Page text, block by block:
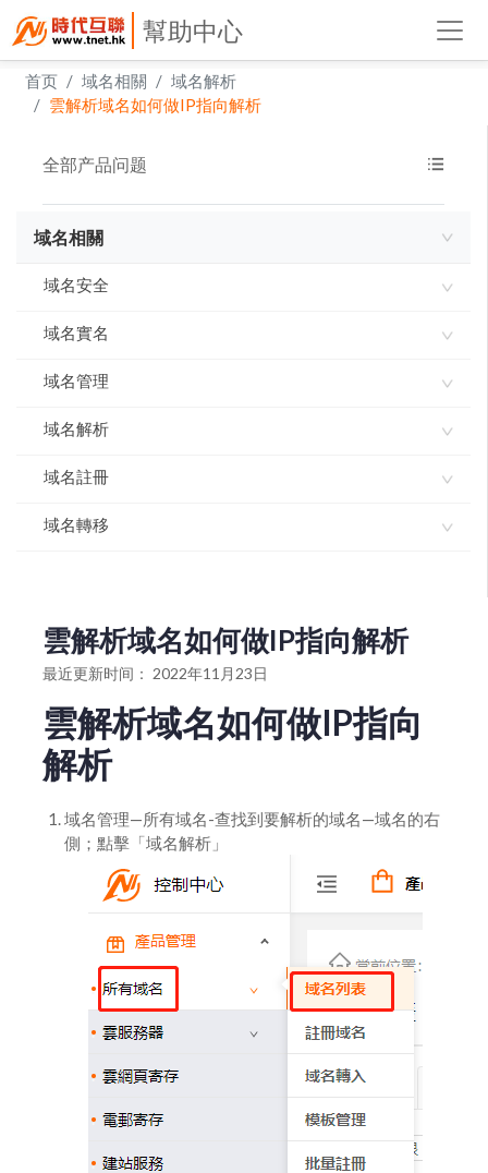
幫助中心
首页 域名相關
域名解析
雲解析域名如何做IP指向解析
全部产品问题
域名相關
域名安全
域名使用承諾書
域名指紋
域名實名
如何進行域名實名認證
實名製審核常見問題及解答
域名管理
網域到期刪除規則
域名到期刪除規則
域名如何使用dnssec
如何批量離線註冊域名
進入域名管理並查看域名信息
打印域名證書
設置域名自動續費
gov.cn註銷操作流程
域名續期
如何設置域名外部登陸密碼
域名過戶
如何修改域名服務器地址
創建模板和模板實名認證
域名解析
ddns-go內網穿透 實現動態IP
域名獨立解析API-介面文檔
域名如何解析指向郵局
雲解析域名如何做cname解析指向
雲解析域名如何做IP指向解析
域名註冊
域名模闆服務協議
域名轉移
國際英文域名轉入流程
如何進行域名轉出（獲取域名轉移密碼）
如何辦理國家頂級域名轉移註冊服務商
如何將域名轉移註冊商到我司轉入域名
国际英文域名转入流程
雲解析域名如何做IP指向解析
最近更新时间： 2022年11月23日
雲解析域名如何做IP指向
解析
域名管理—所有域名-查找到要解析的域名—域名的右
側；點擊「域名解析」